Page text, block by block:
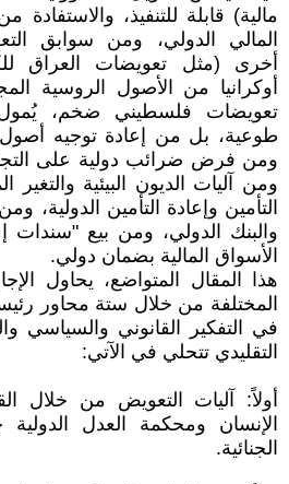
مالية) قابلة للتنفيذ،
المالي الدولي، ومن سوابق
أخرى (مثل تعويضات العراق
أوكرانيا من الأصول الروسية
تعويضات فلسطيني ضخم،
طوعية، بل من إعادة توجيه أصول
ومن فرض ضرائب دولية على
ومن آليات الديون البيئية
التأمين وإعادة التأمين الدولية،
والبنك الدولي، ومن بيع "سندات
الأسواق المالية بضمان دولي.
هذا المقال المتواضع، يحاول
المختلفة من خلال ستة محاور
في التفكير القانوني والسياسي
التقليدي تتحلي في الآتي:
أولاً: آليات التعويض من خلال
الإنسان ومحكمة العدل
الجنائية.